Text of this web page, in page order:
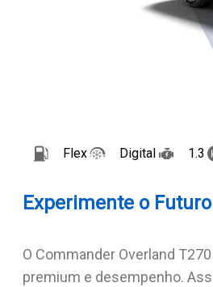
Flex Digital 1.3
Experimente o
O Commander Overland
premium e desempenho.